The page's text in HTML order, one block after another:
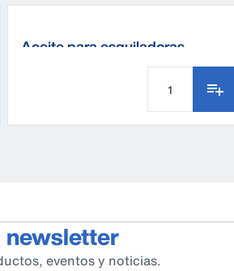
Aceite para esquiladoras
newsletter
eventos y noticias.